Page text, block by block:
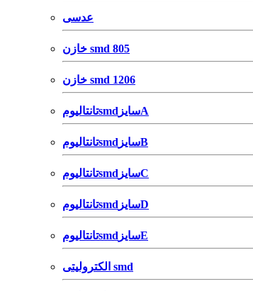
عدسی
خازن smd 805
خازن smd 1206
تانتالیومsmdسایزA
تانتالیومsmdسایزB
تانتالیومsmdسایزC
تانتالیومsmdسایزD
تانتالیومsmdسایزE
الکترولیتی smd